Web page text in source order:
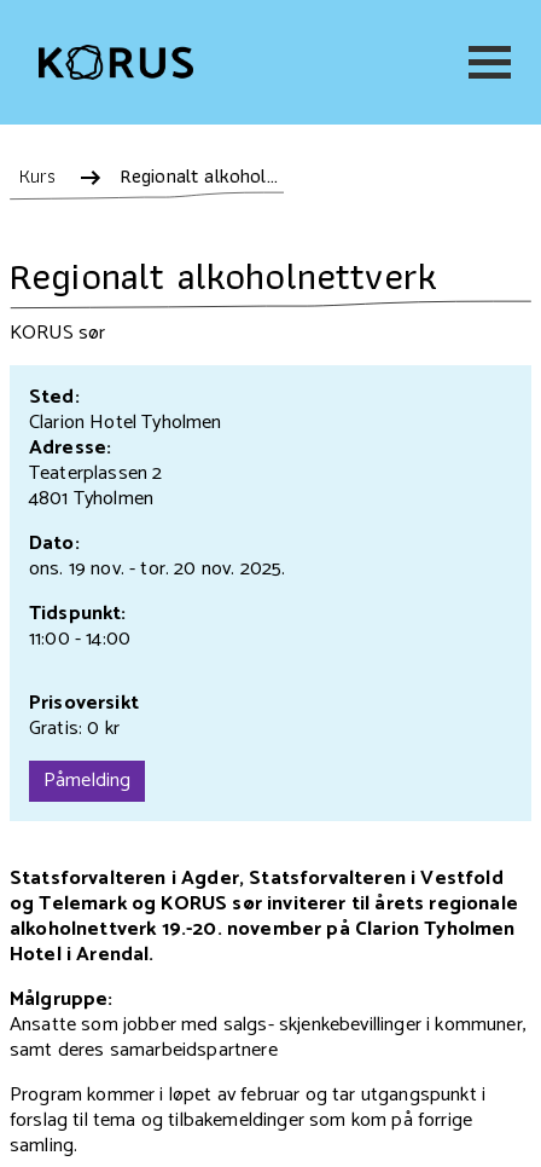
Kurs Regionalt alkoholnettverk
Regionalt alkoholnettverk
KORUS sør
Sted:
Clarion Hotel Tyholmen
Adresse:
Teaterplassen 2
4801 Tyholmen
Dato:
ons. 19 nov.- tor. 20 nov. 2025.
Tidspunkt:
11:00 - 14:00
Prisoversikt
Gratis: 0 kr
Påmelding
Statsforvalteren i Agder, Statsforvalteren i Vestfold
og Telemark og KORUS sør inviterer til årets regionale
alkoholnettverk 19.-20. november på Clarion Tyholmen
Hotel i Arendal.
Målgruppe:
Ansatte som jobber med salgs- skjenkebevillinger i kommuner,
samt deres samarbeidspartnere
Program kommer i løpet av februar og tar utgangspunkt i
forslag til tema og tilbakemeldinger som kom på forrige
samling.